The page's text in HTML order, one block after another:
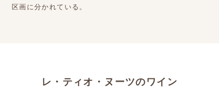
区画に分かれている。
レ・ティオ・ヌーツのワイン